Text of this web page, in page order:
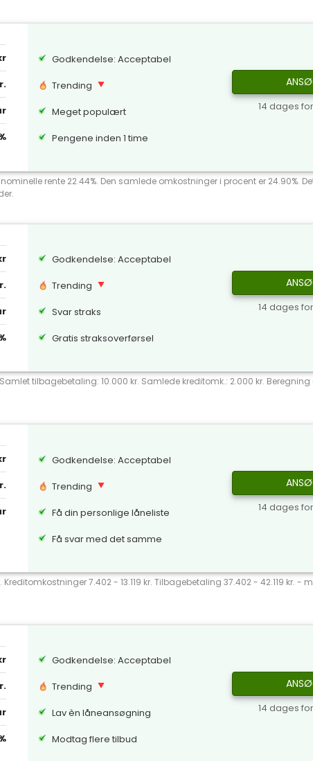
Godkendelse: Acceptabel
Trending
Meget populært
Pengene inden 1 time
14 dages
rente 22.44%. Den samlede omkostninger i procent er 24.90%.
Godkendelse: Acceptabel
Trending
Svar straks
Gratis straksoverførsel
14 dages
tilbagebetaling: 10.000 kr. Samlede kreditomk.: 2.000 kr. Beregning
Godkendelse: Acceptabel
Trending
Få din personlige låneliste
Få svar med det samme
14 dages
7.402 - 13.119 kr. Tilbagebetaling 37.402 - 42.119 kr. -
Godkendelse: Acceptabel
Trending
Lav èn låneansøgning
Modtag flere tilbud
14 dages